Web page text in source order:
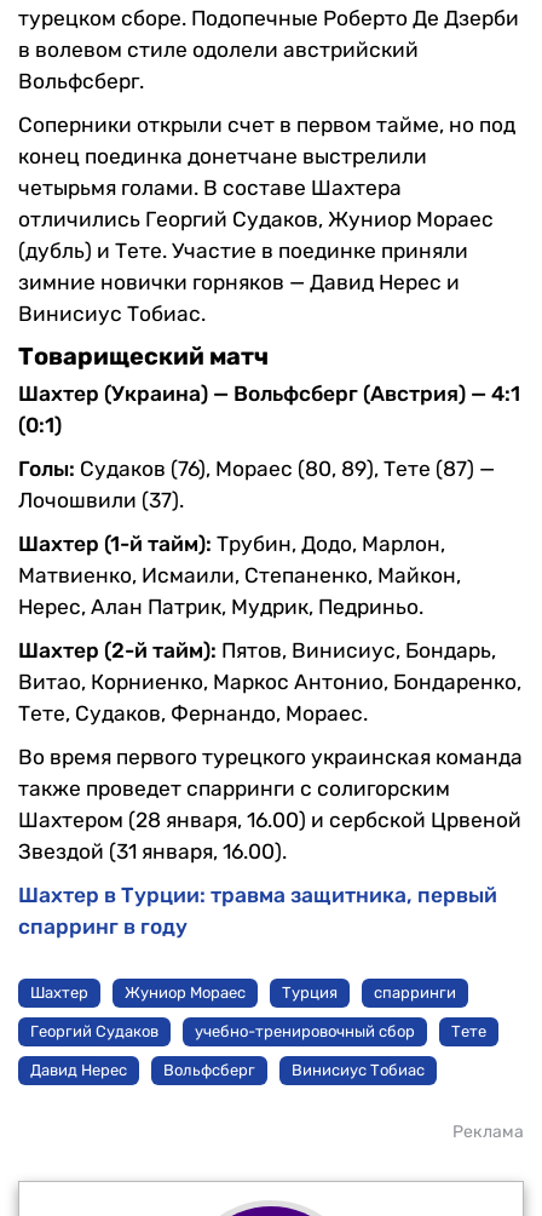
турецком сборе. Подопечные Роберто Де Дзерби
в волевом стиле одолели австрийский
Вольфсберг.
Соперники открыли счет в первом тайме, но под
конец поединка донетчане выстрелили
четырьмя голами. В составе Шахтера
отличились Георгий Судаков, Жуниор Мораес
(дубль) и Тете. Участие в поединке приняли
зимние новички горняков — Давид Нерес и
Винисиус Тобиас.
Товарищеский матч
Шахтер (Украина) — Вольфсберг (Австрия) — 4:1
(0:1)
Голы: Судаков (76), Мораес (80, 89), Тете (87) —
Лочошвили (37).
Шахтер (1-й тайм): Трубин, Додо, Марлон,
Матвиенко, Исмаили, Степаненко, Майкон,
Нерес, Алан Патрик, Мудрик, Педриньо.
Шахтер (2-й тайм): Пятов, Винисиус, Бондарь,
Витао, Корниенко, Маркос Антонио, Бондаренко,
Тете, Судаков, Фернандо, Мораес.
Во время первого турецкого украинская команда
также проведет спарринги с солигорским
Шахтером (28 января, 16.00) и сербской Црвеной
Звездой (31 января, 16.00).
Шахтер в Турции: травма защитника, первый
спарринг в году
Шахтер Жуниор Мораес Турция спарринги
Георгий Судаков учебно-тренировочный сбор Тете
Давид Нерес Вольфсберг Винисиус Тобиас
Реклама